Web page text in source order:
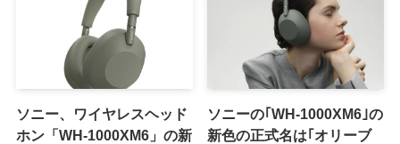
ソニー、ワイヤレスヘッド
ホン「WH-1000XM6」の新
ソニーの｢WH-1000XM6｣の
新色の正式名は｢オリーブ